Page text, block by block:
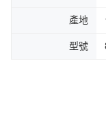
產地
型號